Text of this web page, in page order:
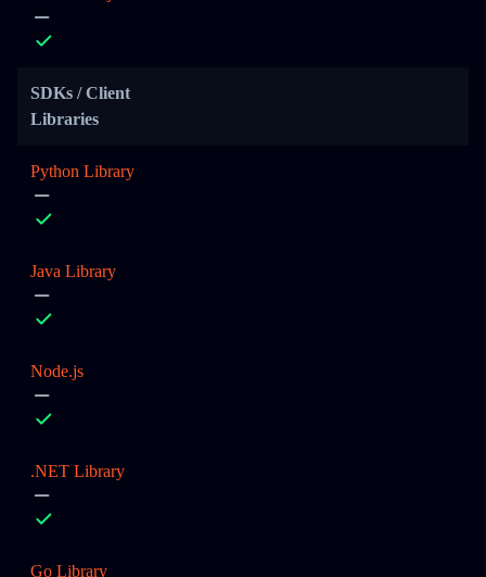
SDKs / Client
Libraries
Python Library
Java Library
Node.js
.NET Library
Go Library